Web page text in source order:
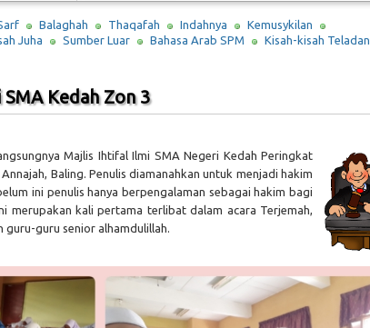
Balaghah Thaqafah Indahnya
Kemusykilan
Juha Sumber Luar Bahasa Arab SPM Kisah-kisah Teladan
Kedah Zon 3
Majlis Ihtifal Ilmi SMA Negeri Kedah Peringkat
Baling. Penulis diamanahkan untuk menjadi hakim
ini penulis hanya berpengalaman sebagai hakim bagi
merupakan kali pertama terlibat dalam acara Terjemah,
guru-guru senior alhamdulillah.